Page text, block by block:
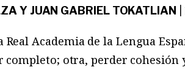
Y JUAN GABRIEL TOKATLIAN
Academia de la Lengua
otra, perder cohesión